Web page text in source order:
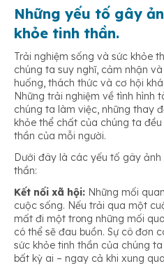
Những yếu tố gây
khỏe tinh thần.
Trải nghiệm sống và sức khỏe
chúng ta suy nghĩ, cảm nhận
huống, thách thức và cơ hội
Những trải nghiệm về tình hình
chúng ta làm việc, những thay
khỏe thể chất của chúng ta
thần của mỗi người.
Dưới đây là các yếu tố gây ảnh
thần:
Kết nối xã hội: Những mối
cuộc sống. Nếu trải qua một
mất đi một trong những mối
có thể sẽ đau buồn. Sự cô đơn
sức khỏe tinh thần của chúng
bất kỳ ai – ngay cả khi xung